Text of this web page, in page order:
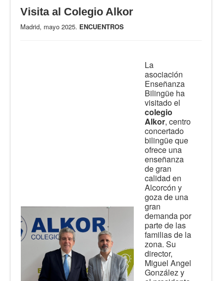
Visita al Colegio Alkor
Madrid, mayo 2025. ENCUENTROS
La
asociación
Enseñanza
Bilingüe ha
visitado el
colegio
Alkor, centro
concertado
bilingüe que
ofrece una
enseñanza
de gran
calidad en
Alcorcón y
goza de una
gran
demanda por
parte de las
familias de la
zona. Su
director,
Miguel Angel
González y